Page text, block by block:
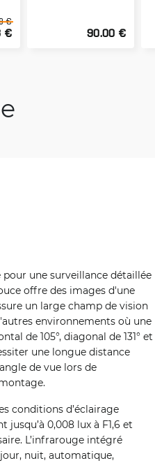
€
€ 90.00 €
pour une surveillance détaillée
offre des images d'une
un large champ de vision
environnements où une
de 105°, diagonal de 131° et
une longue distance
de vue lors de
conditions d’éclairage
0,008 lux à F1,6 et
L’infrarouge intégré
nuit, automatique,